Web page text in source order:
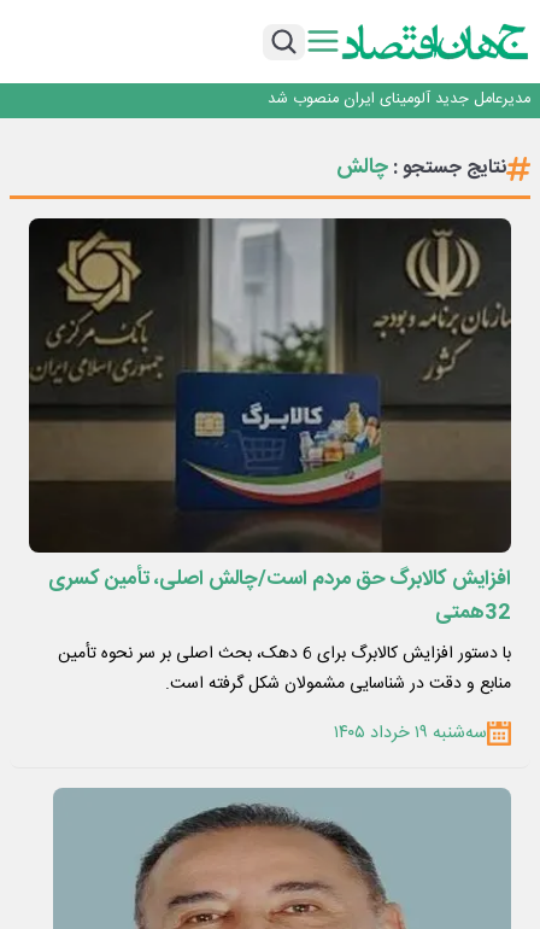
بازگشت فرش ماشینی به اصفهان پس از هفت سال؛ دو نمایشگاه تخصصی در شهر
مدیرعامل جدید آلومینای ایران منصوب شد
رونمایی فولاد غدیر نی ریز از سامانه ی « آقای پولاد»
بازگشت فرش ماشینی به اصفهان پس از هفت سال؛ دو نمایشگاه تخصصی در شهر
نتایج جستجو :چالش
افزایش کالابرگ حق مردم است/چالش اصلی، تأمین کسری
32همتی
با دستور افزایش کالابرگ برای 6 دهک، بحث اصلی بر سر نحوه تأمین
منابع و دقت در شناسایی مشمولان شکل گرفته است.
سه‌شنبه ۱۹ خرداد ۱۴۰۵